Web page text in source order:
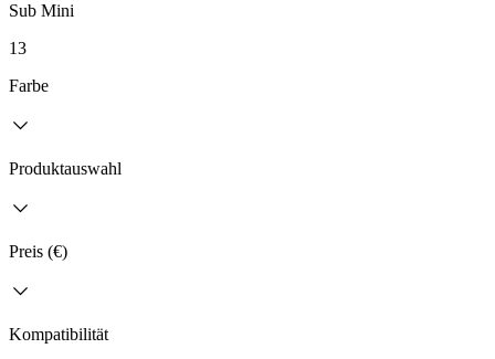
Sub Mini
13
Farbe
Produktauswahl
Preis (€)
Kompatibilität